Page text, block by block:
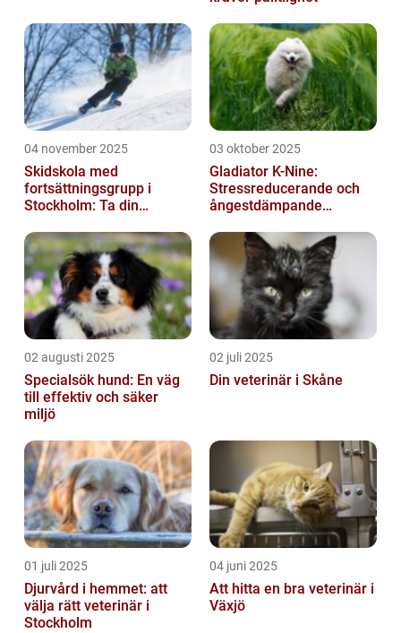
04 november 2025
Skidskola med
fortsättningsgrupp i
Stockholm: Ta din
03 oktober 2025
Gladiator K-Nine:
Stressreducerande och
ångestdämpande
02 augusti 2025
Specialsök hund: En väg
till effektiv och säker
miljö
02 juli 2025
Din veterinär i Skåne
01 juli 2025
Djurvård i hemmet: att
välja rätt veterinär i
Stockholm
04 juni 2025
Att hitta en bra veterinär i
Växjö